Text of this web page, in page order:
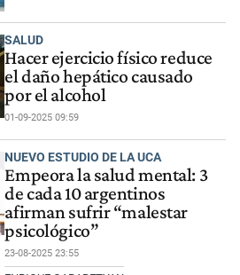
SALUD
Hacer ejercicio físico reduce
el daño hepático causado
por el alcohol
01-09-2025 09:59
NUEVO ESTUDIO DE LA UCA
Empeora la salud mental: 3
de cada 10 argentinos
afirman sufrir “malestar
psicológico”
23-08-2025 23:55